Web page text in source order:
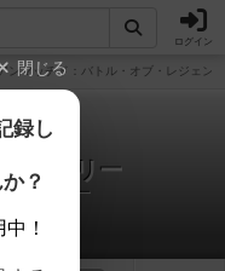
ログイン
ンマッチド：バトル・オブ・レジェン
ス・リー
んのレビュー
閉じる
録し
？
！